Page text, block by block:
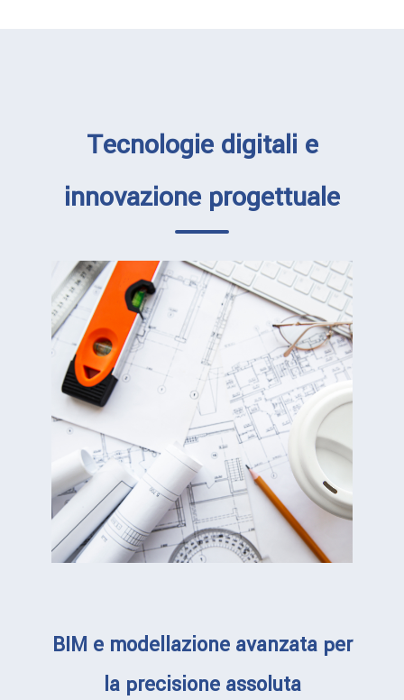
Tecnologie digitali e
innovazione progettuale
BIM e modellazione avanzata per
la precisione assoluta